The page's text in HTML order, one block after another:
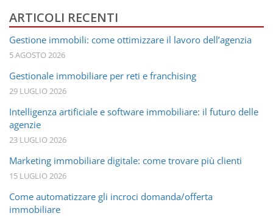
ricerca
ARTICOLI RECENTI
Gestione immobili: come ottimizzare il lavoro dell’agenzia
5 AGOSTO 2026
Gestionale immobiliare per reti e franchising
29 LUGLIO 2026
Intelligenza artificiale e software immobiliare: il futuro delle
agenzie
23 LUGLIO 2026
Marketing immobiliare digitale: come trovare più clienti
15 LUGLIO 2026
Come automatizzare gli incroci domanda/offerta
immobiliare